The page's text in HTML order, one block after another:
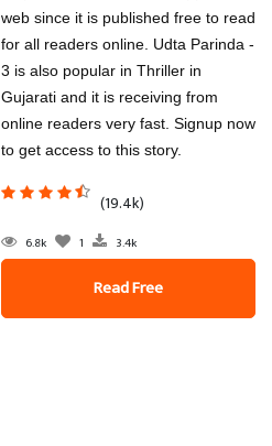
web since it is published free to read
for all readers online. Udta Parinda -
3 is also popular in Thriller in
Gujarati and it is receiving from
online readers very fast. Signup now
to get access to this story.
(19.4k)
6.8k 1 3.4k
Read Free